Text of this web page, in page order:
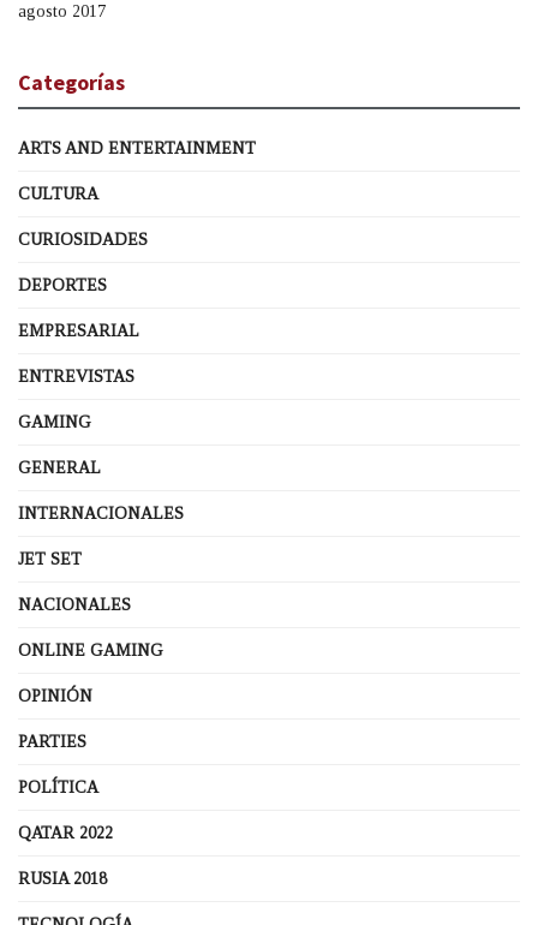
agosto 2017
Categorías
ARTS AND ENTERTAINMENT
CULTURA
CURIOSIDADES
DEPORTES
EMPRESARIAL
ENTREVISTAS
GAMING
GENERAL
INTERNACIONALES
JET SET
NACIONALES
ONLINE GAMING
OPINIÓN
PARTIES
POLÍTICA
QATAR 2022
RUSIA 2018